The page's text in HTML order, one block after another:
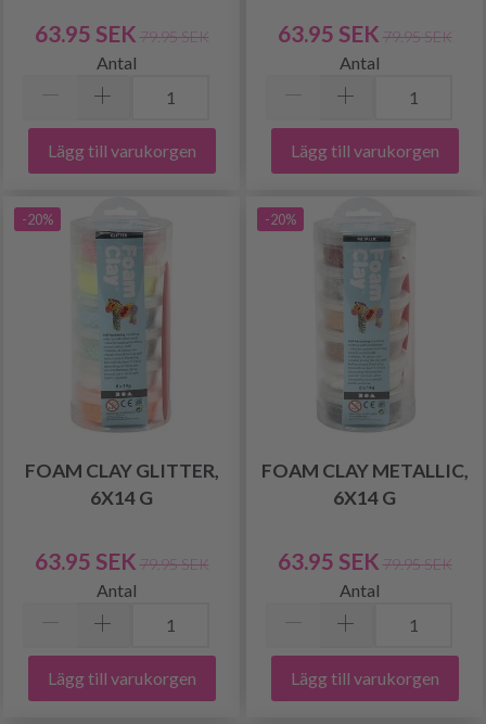
63.95 SEK 79.95 SEK
Antal
Lägg till varukorgen
63.95 SEK 79.95 SEK
Antal
Lägg till varukorgen
-20%
FOAM CLAY GLITTER,
6X14 G
63.95 SEK 79.95 SEK
Antal
Lägg till varukorgen
-20%
FOAM CLAY METALLIC,
6X14 G
63.95 SEK 79.95 SEK
Antal
Lägg till varukorgen